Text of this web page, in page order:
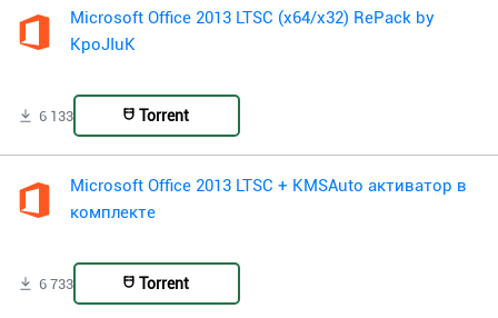
Microsoft Office 2013 LTSC (x64/x32) RePack by
KpoJIuK
6 133 Torrent
Microsoft Office 2013 LTSC + KMSAuto активатор в
комплекте
6 733 Torrent